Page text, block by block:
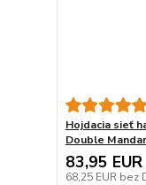
Hojdacia sieť
Double
83,95 EUR
68,25 EUR bez